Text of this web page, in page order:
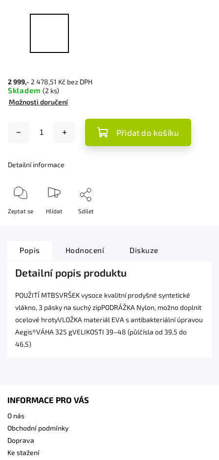
2 999,- 2 478,51 Kč bez DPH
Skladem (2 ks)
Možnosti doručení
Přidat do košíku
Detailní informace
Zeptat se Hlídat Sdílet
Popis Hodnocení Diskuze
Detailní popis produktu
POUŽITÍ MTBSVRŠEK vysoce kvalitní prodyšné syntetické
vlákno, 3 pásky na suchý zipPODRÁŽKA Nylon, možno doplnit
ocelové hrotyVLOŽKA materiál EVA s antibakteriální úpravou
Aegis®VÁHA 325 gVELIKOSTI 39–48 (půlčísla od 39,5 do
46,5)
INFORMACE PRO VÁS
O nás
Obchodní podmínky
Doprava
Ke stažení